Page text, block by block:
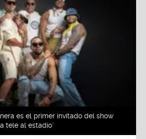
es el primer invitado del show
tele al estadio¨